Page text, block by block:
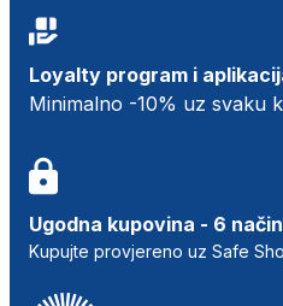
Loyalty program i
Minimalno -10% uz svaku
Ugodna kupovina - 6
Kupujte provjereno uz Safe